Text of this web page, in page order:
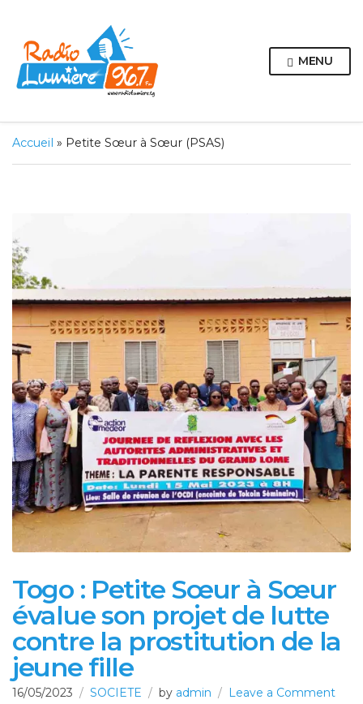
MENU
Accueil » Petite Sœur à Sœur (PSAS)
Togo : Petite Sœur à Sœur
évalue son projet de lutte
contre la prostitution de la
jeune fille
16/05/2023 SOCIETE by admin Leave a Comment